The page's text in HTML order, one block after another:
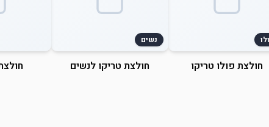
חולצת פולו טריקו
נשים
חולצת טריקו לנשים